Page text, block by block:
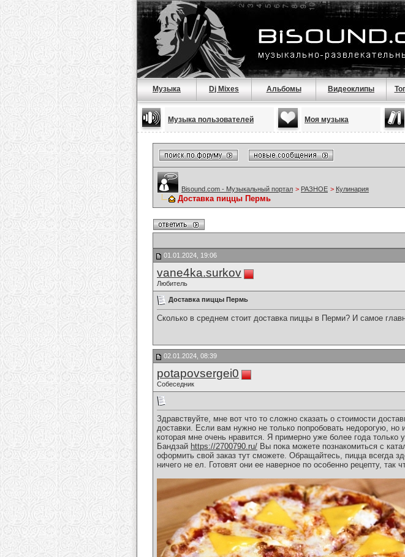
Музыка Dj Mixes Альбомы Видеоклипы
Музыка пользователей Моя музыка
Bisound.com - Музыкальный портал > РАЗНОЕ > Кулинария
Доставка пиццы Пермь
01.01.2024, 19:06
vane4ka.surkov
Любитель
Доставка пиццы Пермь
Сколько в среднем стоит доставка пиццы в Перми? И самое
02.01.2024, 08:39
potapovsergei0
Собеседник
Здравствуйте, мне вот что то сложно сказать о стоимости
доставки. Если вам нужно не только попробовать недорогую,
которая мне очень нравится. Я примерно уже более года
Бандзай https://2700790.ru/ Вы пока можете познакомиться с
оформить свой заказ тут сможете. Обращайтесь, пицца всегда
ничего не ел. Готовят они ее наверное по особенно рецепту, так